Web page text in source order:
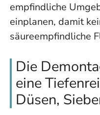
empfindliche
einplanen, damit
säureempfindliche
Die
eine
Düsen,